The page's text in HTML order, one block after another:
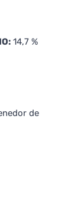
14,7 %
de